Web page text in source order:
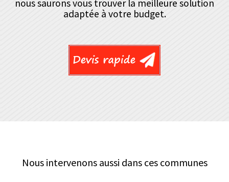
nous saurons vous trouver la meilleure solution
adaptée à votre budget.
Nous intervenons aussi dans ces communes